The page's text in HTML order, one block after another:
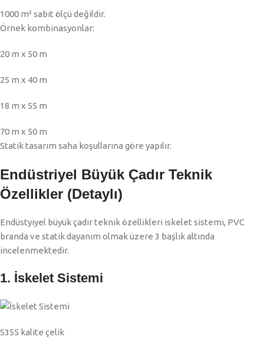
1000 m² sabit ölçü değildir.
Örnek kombinasyonlar:
20 m x 50 m
25 m x 40 m
18 m x 55 m
70 m x 50 m
Statik tasarım saha koşullarına göre yapılır.
Endüstriyel Büyük Çadır Teknik
Özellikler (Detaylı)
Endüstyiyel büyük çadır teknik özellikleri iskelet sistemi, PVC
branda ve statik dayanım olmak üzere 3 başlık altında
incelenmektedir.
1. İskelet Sistemi
S355 kalite çelik